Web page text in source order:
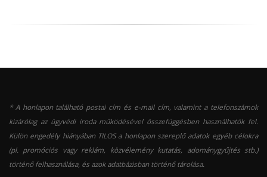
* A honlapon található postai cím és e-mail cím, valamint a telefonszámok
kizárólag az ügyvédi iroda működésével összefüggésben használhatók fel.
Külön engedély hiányában TILOS a honlapon szereplő adatok egyéb célokra
(pl. promóciós vagy reklám, közvélemény kutatás, adománygyűjtés stb.)
történő felhasználása, és azok adatbázisban történő tárolása.